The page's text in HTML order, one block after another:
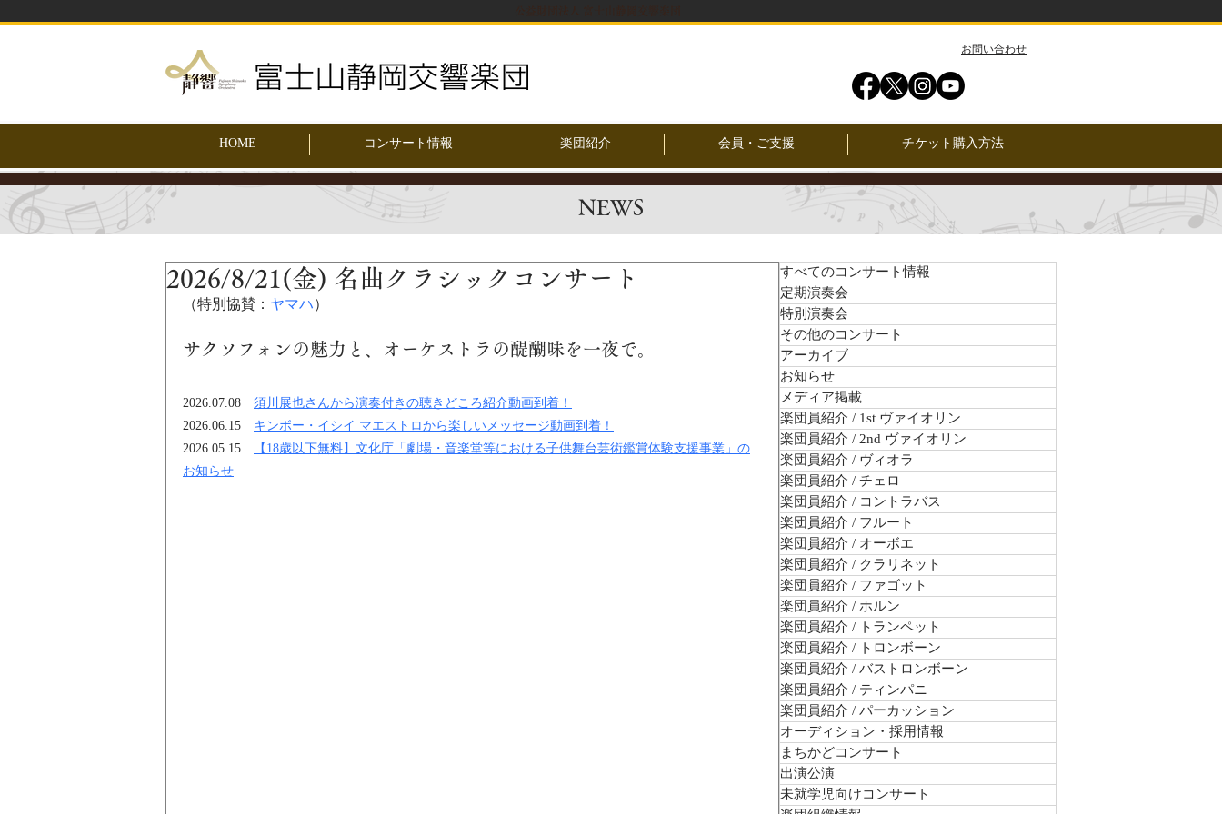
​お問い合わせ
HOME コンサート情報 楽団紹介 会員・ご支援 チケット購入方法
NEWS
2026/8/21(金) 名曲クラシックコンサート
（特別協賛： ヤマハ）
サクソフォンの魅力と、オーケストラの醍醐味を一夜で。
2026.07.08 須川展也さんから演奏付きの聴きどころ紹介動画到着！
2026.06.15 キンボー・イシイ マエストロから楽しいメッセージ動画到着！
2026.05.15
【18歳以下無料】文化庁「劇場・音楽堂等における子供舞台芸術鑑賞体験支援事業」の
お知らせ
すべてのコンサート情報
定期演奏会
特別演奏会
その他のコンサート
アーカイブ
お知らせ
メディア掲載
楽団員紹介 / 1st ヴァイオリン
楽団員紹介 / 2nd ヴァイオリン
楽団員紹介 / ヴィオラ
楽団員紹介 / チェロ
楽団員紹介 / コントラバス
楽団員紹介 / フルート
楽団員紹介 / オーボエ
楽団員紹介 / クラリネット
楽団員紹介 / ファゴット
楽団員紹介 / ホルン
楽団員紹介 / トランペット
楽団員紹介 / トロンボーン
楽団員紹介 / バストロンボーン
楽団員紹介 / ティンパニ
楽団員紹介 / パーカッション
オーディション・採用情報
まちかどコンサート
出演公演
未就学児向けコンサート